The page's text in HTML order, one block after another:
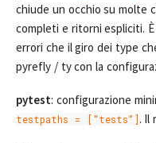
chiude un occhio su molte
completi e ritorni espliciti.
errori che il giro dei type
pyrefly / ty con la
pytest: configurazione
testpaths = ["tests"] . Il